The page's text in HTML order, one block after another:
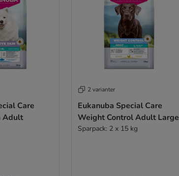
Care
Adult
2 varianter
Eukanuba Special Care
Weight Control Adult Large
Sparpack: 2 x 15 kg